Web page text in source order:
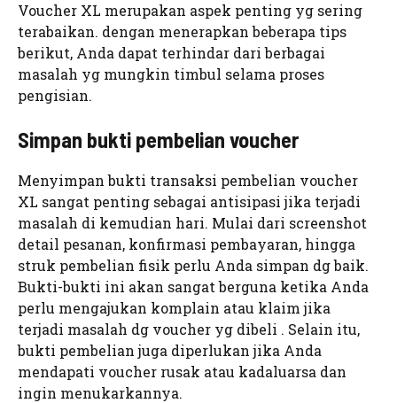
Voucher XL merupakan aspek penting yg sering
terabaikan. dengan menerapkan beberapa tips
berikut, Anda dapat terhindar dari berbagai
masalah yg mungkin timbul selama proses
pengisian.
Simpan bukti pembelian voucher
Menyimpan bukti transaksi pembelian voucher
XL sangat penting sebagai antisipasi jika terjadi
masalah di kemudian hari. Mulai dari screenshot
detail pesanan, konfirmasi pembayaran, hingga
struk pembelian fisik perlu Anda simpan dg baik.
Bukti-bukti ini akan sangat berguna ketika Anda
perlu mengajukan komplain atau klaim jika
terjadi masalah dg voucher yg dibeli . Selain itu,
bukti pembelian juga diperlukan jika Anda
mendapati voucher rusak atau kadaluarsa dan
ingin menukarkannya.